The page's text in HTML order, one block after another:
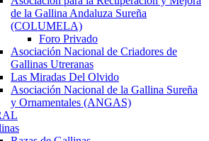
de la Gallina Andaluza Sureña
(COLUMELA)
Foro Privado
Asociación Nacional de Criadores de
Gallinas Utreranas
Las Miradas Del Olvido
Asociación Nacional de la Gallina Sureña
y Ornamentales (ANGAS)